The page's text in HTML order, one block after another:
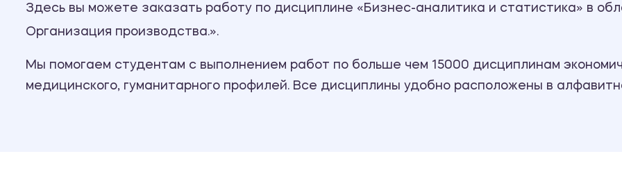
Здесь вы можете заказать работу по дисциплине «Бизнес-аналитика и статистика» в
Организация производства.».
Мы помогаем студентам с выполнением работ по больше чем 15000 дисциплинам
медицинского, гуманитарного профилей. Все дисциплины удобно расположены в